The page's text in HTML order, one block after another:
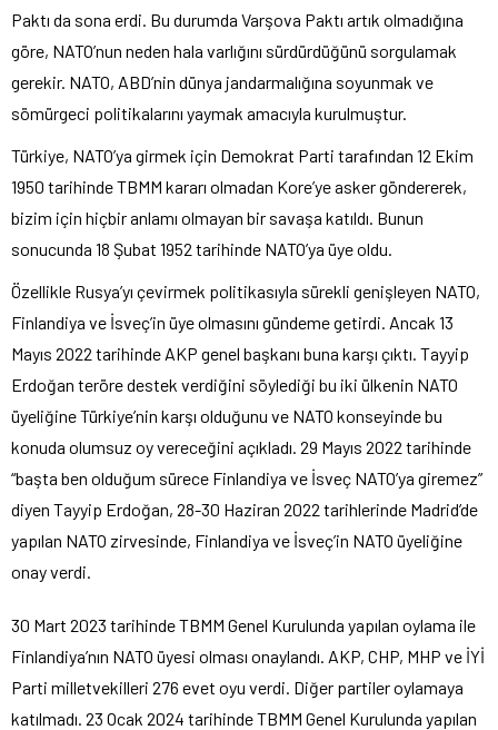
Paktı da sona erdi. Bu durumda Varşova Paktı artık olmadığına
göre, NATO’nun neden hala varlığını sürdürdüğünü sorgulamak
gerekir. NATO, ABD’nin dünya jandarmalığına soyunmak ve
sömürgeci politikalarını yaymak amacıyla kurulmuştur.
Türkiye, NATO’ya girmek için Demokrat Parti tarafından 12 Ekim
1950 tarihinde TBMM kararı olmadan Kore’ye asker göndererek,
bizim için hiçbir anlamı olmayan bir savaşa katıldı. Bunun
sonucunda 18 Şubat 1952 tarihinde NATO’ya üye oldu.
Özellikle Rusya’yı çevirmek politikasıyla sürekli genişleyen NATO,
Finlandiya ve İsveç’in üye olmasını gündeme getirdi. Ancak 13
Mayıs 2022 tarihinde AKP genel başkanı buna karşı çıktı. Tayyip
Erdoğan teröre destek verdiğini söylediği bu iki ülkenin NATO
üyeliğine Türkiye’nin karşı olduğunu ve NATO konseyinde bu
konuda olumsuz oy vereceğini açıkladı. 29 Mayıs 2022 tarihinde
“başta ben olduğum sürece Finlandiya ve İsveç NATO’ya giremez”
diyen Tayyip Erdoğan, 28-30 Haziran 2022 tarihlerinde Madrid’de
yapılan NATO zirvesinde, Finlandiya ve İsveç’in NATO üyeliğine
onay verdi.
30 Mart 2023 tarihinde TBMM Genel Kurulunda yapılan oylama ile
Finlandiya’nın NATO üyesi olması onaylandı. AKP, CHP, MHP ve İYİ
Parti milletvekilleri 276 evet oyu verdi. Diğer partiler oylamaya
katılmadı. 23 Ocak 2024 tarihinde TBMM Genel Kurulunda yapılan